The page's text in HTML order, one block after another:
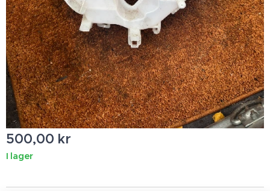
500,00 kr
I lager